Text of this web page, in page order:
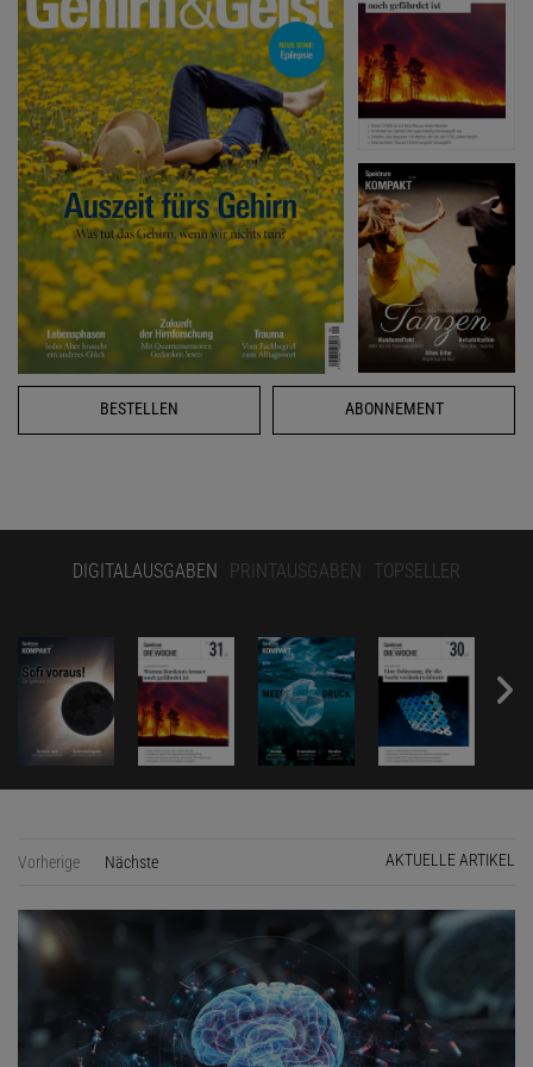
BESTELLEN ABONNEMENT
DIGITALAUSGABEN PRINTAUSGABEN TOPSELLER
Vorherige Nächste AKTUELLE ARTIKEL